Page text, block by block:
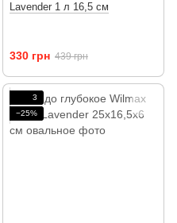
Lavender 1 л 16,5 см
330 грн 439 грн
3
−25%